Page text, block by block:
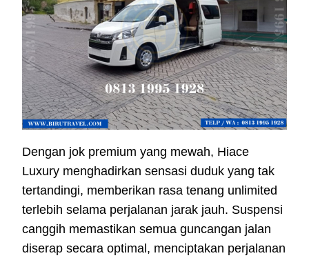
Dengan jok premium yang mewah, Hiace
Luxury menghadirkan sensasi duduk yang tak
tertandingi, memberikan rasa tenang unlimited
terlebih selama perjalanan jarak jauh. Suspensi
canggih memastikan semua guncangan jalan
diserap secara optimal, menciptakan perjalanan